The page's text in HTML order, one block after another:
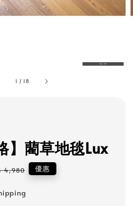
1 / 18
】藺草地毯Lux
4,980 優惠